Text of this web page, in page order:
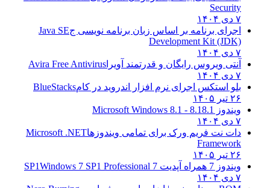
Security
۷ دی ۱۴۰۴
اجرای برنامه بر اساس زبان برنامه نویسی جJava SE
Development Kit (JDK)
۷ دی ۱۴۰۴
آنتی ویروس رایگان و قدرتمند آویرا Avira Free Antivirus
۷ دی ۱۴۰۴
بلو استکس اجرای نرم افزار اندروید در کامBlueStacks
۲۶ تیر ۱۴۰۵
ویندوز 8.1
8.1 - Microsoft Windows 8.1
۷ دی ۱۴۰۴
دات نت فریم ورک برای تمامی ویندوزهاMicrosoft .NET
Framework
۲۶ تیر ۱۴۰۵
ویندوز 7 همراه آپدیت 7 SP1
Windows 7 SP1 Professional
۷ دی ۱۴۰۴